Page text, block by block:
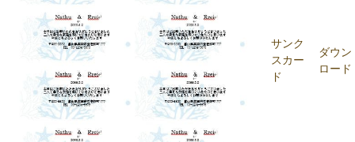
サンク
スカー
ド
ダウン
ロード